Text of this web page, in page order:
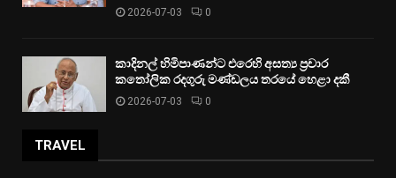
2026-07-03 0
කාදිනල් හිමිපාණන්ට එරෙහි අසත්‍ය ප්‍රචාර
කතෝලික රදගුරු මණ්ඩලය තරයේ හෙළා දකී
2026-07-03 0
TRAVEL